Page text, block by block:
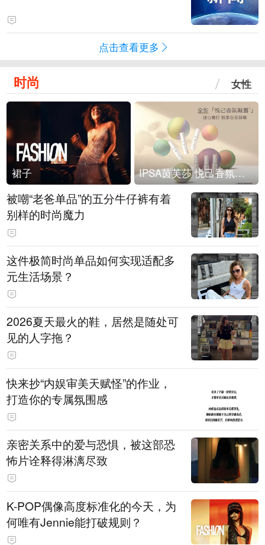
点击查看更多
时尚 女性
裙子 IPSA茵芙莎 悦己香氛凝露上市
被嘲“老爸单品”的五分牛仔裤有着
别样的时尚魔力
这件极简时尚单品如何实现适配多
元生活场景？
2026夏天最火的鞋，居然是随处可
见的人字拖？
快来抄“内娱审美天赋怪”的作业，
打造你的专属氛围感
亲密关系中的爱与恐惧，被这部恐
怖片诠释得淋漓尽致
K-POP偶像高度标准化的今天，为
何唯有Jennie能打破规则？